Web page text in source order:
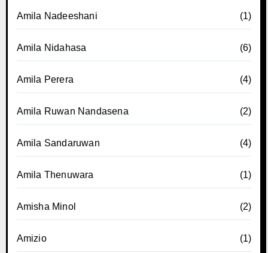
Amila Nadeeshani (1)
Amila Nidahasa (6)
Amila Perera (4)
Amila Ruwan Nandasena (2)
Amila Sandaruwan (4)
Amila Thenuwara (1)
Amisha Minol (2)
Amizio (1)